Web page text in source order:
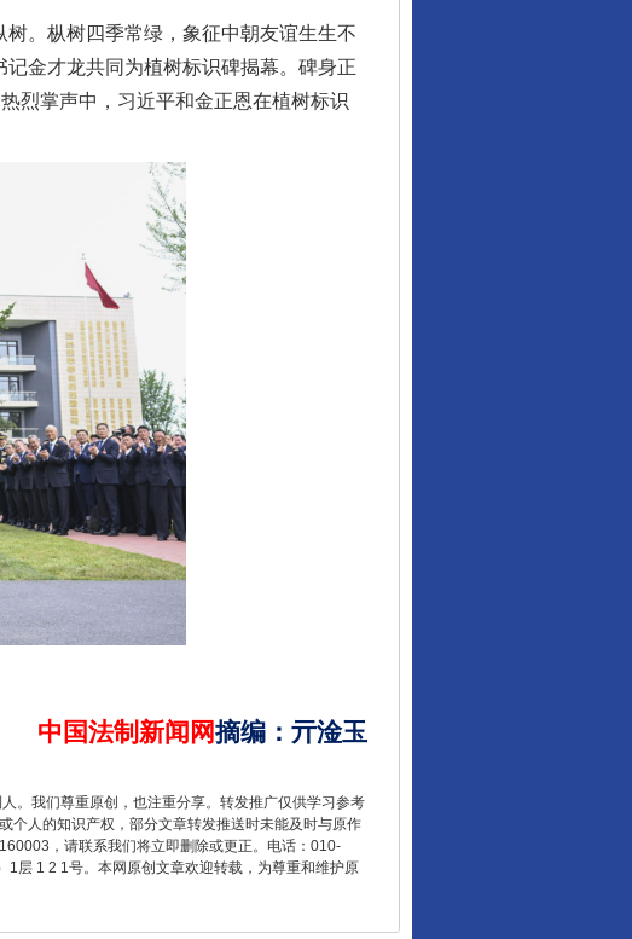
。枞树四季常绿，象征中朝友谊生生不
金才龙共同为植树标识碑揭幕。碑身正
烈掌声中，习近平和金正恩在植树标识
中国法制新闻网摘编 ： 亓淦玉
。我们尊重原创，也注重分享。转发推广仅供学习参考
个人的知识产权，部分文章转发推送时未能及时与原作
，请联系我们将立即删除或更正。电话：010-
层 1 2 1号。本网原创文章欢迎转载，为尊重和维护原
让核能赋能千行百业